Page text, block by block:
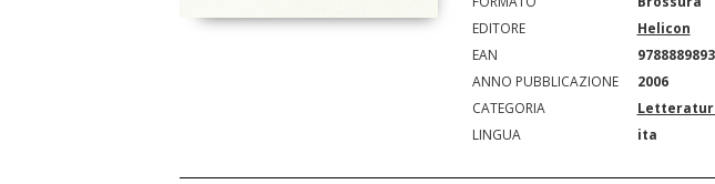
EDITORE
Helicon
EAN
ANNO PUBBLICAZIONE
2006
CATEGORIA
LINGUA
ita